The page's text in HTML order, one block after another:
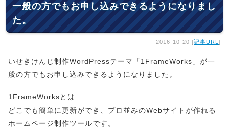
一般の方でもお申し込みできるようになりまし
た。
2016-10-20 [記事URL ]
いせきけんじ制作WordPressテーマ「1FrameWorks」が一
般の方でもお申し込みできるようになりました。
1FrameWorksとは
どこでも簡単に更新ができ、プロ並みのWebサイトが作れる
ホームページ制作ツールです。